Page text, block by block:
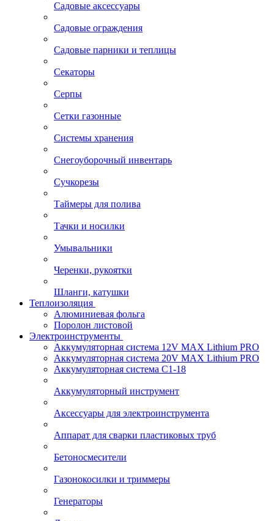
Садовые аксессуары
Садовые ограждения
Садовые парники и теплицы
Секаторы
Серпы
Сетки газонные
Системы хранения
Снегоуборочный инвентарь
Сучкорезы
Таймеры для полива
Тачки и носилки
Умывальники
Черенки, рукоятки
Шланги, катушки
Теплоизоляция
Алюминиевая фольга
Поролон листовой
Электроинструменты
Аккумуляторная система 12V MAX Lithium PRO
Аккумуляторная система 20V MAX Lithium PRO
Аккумуляторная система С1-18
Аккумуляторный инструмент
Аксессуары для электроинструмента
Аппарат для сварки пластиковых труб
Бетоносмесители
Газонокосилки и триммеры
Генераторы